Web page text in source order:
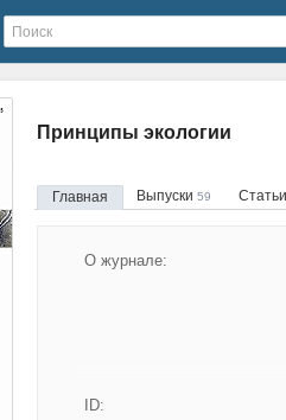
Принципы экологии
Главная Выпуски 59
О журнале:
ID: